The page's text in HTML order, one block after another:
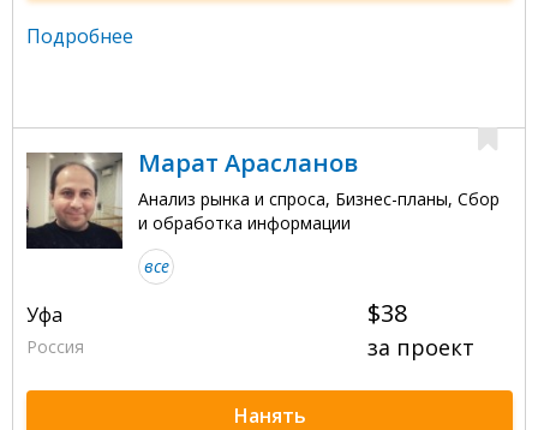
Подробнее
Марат Арасланов
Анализ рынка и спроса, Бизнес-планы, Сбор
и обработка информации
все
Уфа
Россия
$38
за проект
Нанять